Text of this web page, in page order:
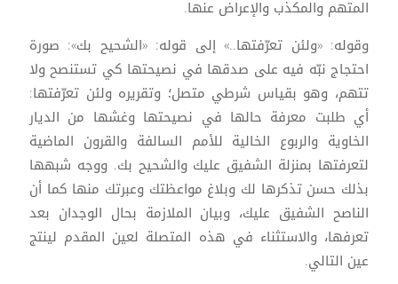
المتهم والمكذب والإعراض عنها.
وقوله: «ولئن تعرّفتها..» إلى قوله: «الشحيح بك»: صورة
احتجاج نبّه فيه على صدقها في نصيحتها كي تستنصح ولا
تتهم، وهو بقياس شرطي متصل؛ وتقريره ولئن تعرّفتها:
أي طلبت معرفة حالها في نصيحتها وغشها من الديار
الخاوية والربوع الخالية للأمم السالفة والقرون الماضية
لتعرفتها بمنزلة الشفيق عليك والشحيح بك. ووجه شبهها
بذلك حسن تذكرها لك وبلاغ مواعظتك وعبرتك منها كما أن
الناصح الشفيق عليك، وبيان الملازمة بحال الوجدان بعد
تعرفها، والاستثناء في هذه المتصلة لعين المقدم لينتج
عين التالي.